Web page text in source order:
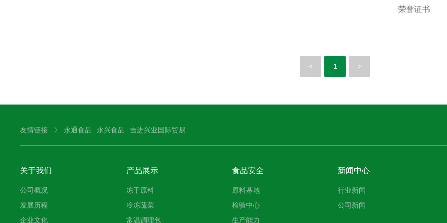
荣誉证书
< 1 >
友情链接 永通食品 永兴食品 吉进兴业国际贸易
关于我们
公司概况
发展历程
企业文化
产品展示
冻干原料
冷冻蔬菜
常温调理包
食品安全
原料基地
检验中心
生产能力
新闻中心
行业新闻
公司新闻